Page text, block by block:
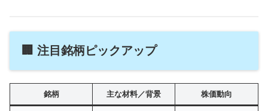
🏢 注目銘柄ピックアップ
銘柄 主な材料／背景 株価動向